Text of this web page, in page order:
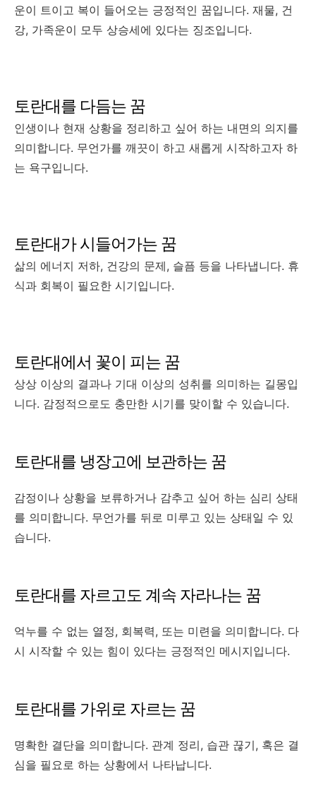
운이 트이고 복이 들어오는 긍정적인 꿈입니다. 재물, 건
강, 가족운이 모두 상승세에 있다는 징조입니다.
토란대를 다듬는 꿈
인생이나 현재 상황을 정리하고 싶어 하는 내면의 의지를
의미합니다. 무언가를 깨끗이 하고 새롭게 시작하고자 하
는 욕구입니다.
토란대가 시들어가는 꿈
삶의 에너지 저하, 건강의 문제, 슬픔 등을 나타냅니다. 휴
식과 회복이 필요한 시기입니다.
토란대에서 꽃이 피는 꿈
상상 이상의 결과나 기대 이상의 성취를 의미하는 길몽입
니다. 감정적으로도 충만한 시기를 맞이할 수 있습니다.
토란대를 냉장고에 보관하는 꿈
감정이나 상황을 보류하거나 감추고 싶어 하는 심리 상태
를 의미합니다. 무언가를 뒤로 미루고 있는 상태일 수 있
습니다.
토란대를 자르고도 계속 자라나는 꿈
억누를 수 없는 열정, 회복력, 또는 미련을 의미합니다. 다
시 시작할 수 있는 힘이 있다는 긍정적인 메시지입니다.
토란대를 가위로 자르는 꿈
명확한 결단을 의미합니다. 관계 정리, 습관 끊기, 혹은 결
심을 필요로 하는 상황에서 나타납니다.